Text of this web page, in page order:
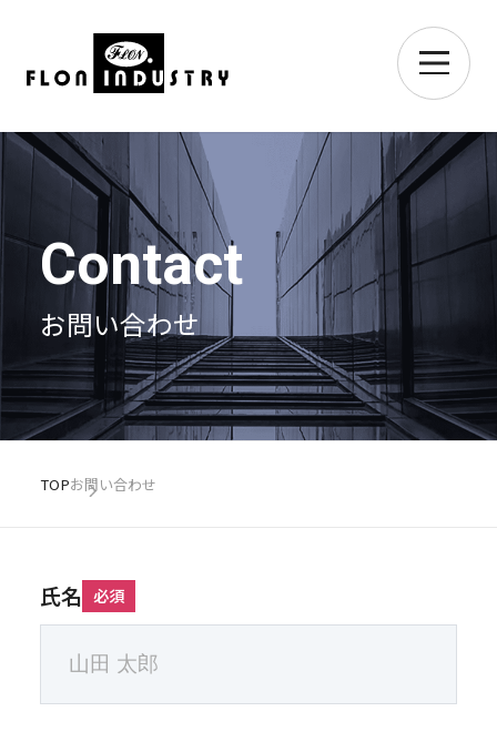
Contact
お問い合わせ
TOPお問い合わせ
氏名 必須